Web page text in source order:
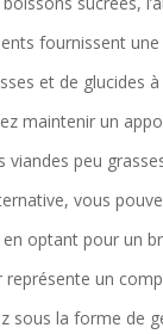
fournissent
et de glucides à
maintenir un
viandes peu
vous
optant pour un
représente un
sous la forme de